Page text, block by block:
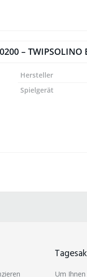
–
Hersteller
Spielgerät
Um